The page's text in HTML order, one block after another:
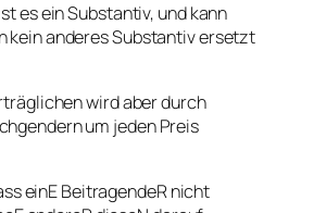
es ein Substantiv, und kann
kein anderes Substantiv ersetzt
wird aber durch
um jeden Preis
einE BeitragendeR nicht